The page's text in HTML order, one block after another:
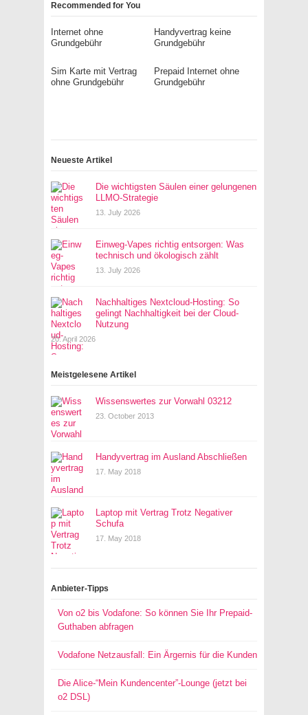
Recommended for You
Internet ohne
Grundgebühr
Handyvertrag keine
Grundgebühr
Sim Karte mit Vertrag
ohne Grundgebühr
Prepaid Internet ohne
Grundgebühr
Neueste Artikel
Die wichtigsten Säulen einer gelungenen
LLMO-Strategie
13. July 2026
Einweg-Vapes richtig entsorgen: Was
technisch und ökologisch zählt
13. July 2026
Nachhaltiges Nextcloud-Hosting: So
gelingt Nachhaltigkeit bei der Cloud-
Nutzung
20. April 2026
Meistgelesene Artikel
Wissenswertes zur Vorwahl 03212
23. October 2013
Handyvertrag im Ausland Abschließen
17. May 2018
Laptop mit Vertrag Trotz Negativer
Schufa
17. May 2018
Anbieter-Tipps
Von o2 bis Vodafone: So können Sie Ihr Prepaid-
Guthaben abfragen
Vodafone Netzausfall: Ein Ärgernis für die Kunden
Die Alice-“Mein Kundencenter”-Lounge (jetzt bei
o2 DSL)